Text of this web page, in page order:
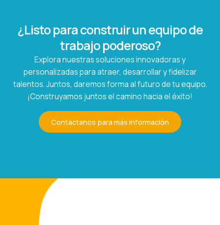
¿Listo para construir un equipo de
trabajo poderoso?
Explora nuestras soluciones innovadoras y
personalizadas para atraer, desarrollar y fidelizar
talentos. Juntos, daremos forma al futuro de tu equipo.
¡Construyamos juntos el camino hacia el éxito!
Contáctanos para más información